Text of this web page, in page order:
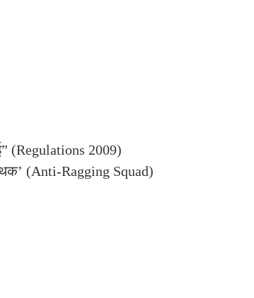
(Regulations 2009)
(Anti-Ragging Squad)